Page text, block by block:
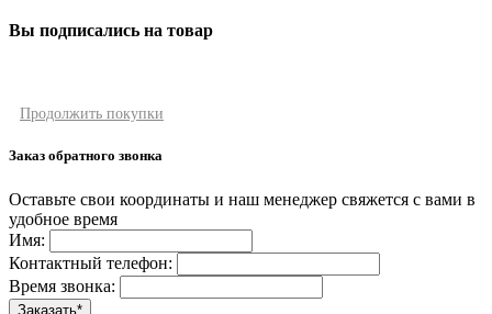
Вы подписались на товар
Продолжить покупки
Заказ обратного звонка
Оставьте свои координаты и наш менеджер свяжется с вами в
удобное время
Имя:
Контактный телефон:
Время звонка: